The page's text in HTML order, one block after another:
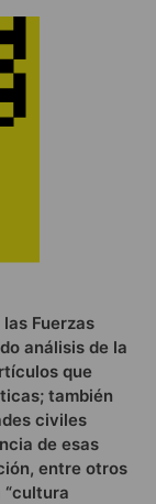
Fuerzas
análisis de la
que
también
civiles
de esas
entre otros